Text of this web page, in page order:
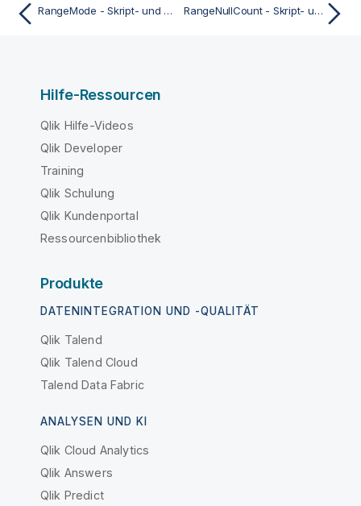
RangeMode - Skript- und Diagrammfunktion RangeNullCount - Skript- und Diagrammfunktion
Hilfe-Ressourcen
Qlik Hilfe-Videos
Qlik Developer
Training
Qlik Schulung
Qlik Kundenportal
Ressourcenbibliothek
Produkte
DATENINTEGRATION UND -QUALITÄT
Qlik Talend
Qlik Talend Cloud
Talend Data Fabric
ANALYSEN UND KI
Qlik Cloud Analytics
Qlik Answers
Qlik Predict